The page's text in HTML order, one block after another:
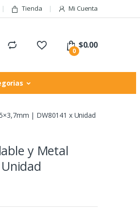
Tienda Mi Cuenta
0
$0.00
| DW80141 x Unidad
y Metal